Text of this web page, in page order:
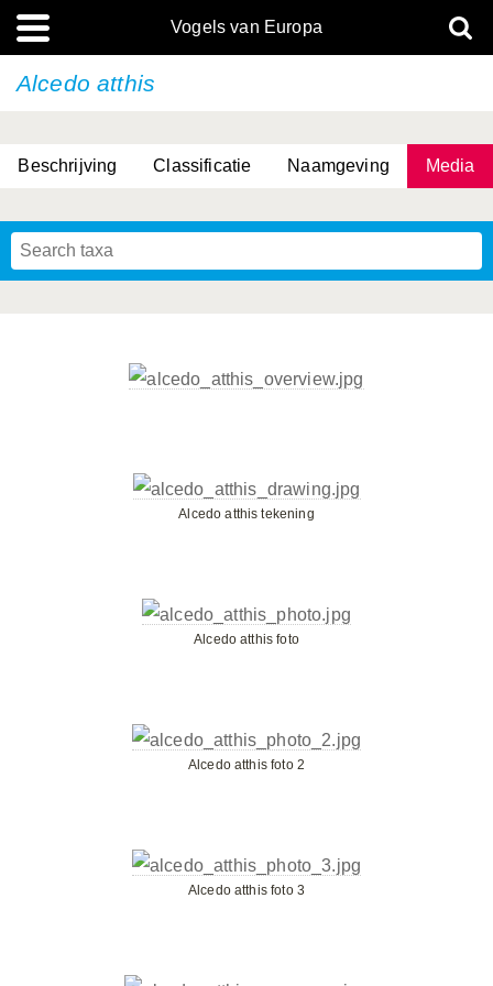
Vogels van Europa
Alcedo atthis
Beschrijving Classificatie Naamgeving Media
Alcedo atthis tekening
Alcedo atthis foto
Alcedo atthis foto 2
Alcedo atthis foto 3